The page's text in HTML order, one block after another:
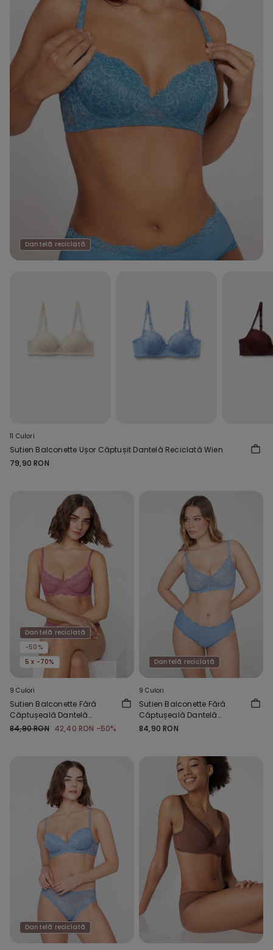
Dantelă reciclată
11 Culori
Sutien Balconette Ușor Căptușit Dantelă Reciclată Wien
79,90 RON
Dantelă reciclată
-50%
5 x -70%
9 Culori
Sutien Balconette Fără
Căptușeală Dantelă
Reciclată Paris
84,90 RON 42,40 RON -50%
Dantelă reciclată
9 Culori
Sutien Balconette Fără
Căptușeală Dantelă
Reciclată Paris
84,90 RON
Dantelă reciclată